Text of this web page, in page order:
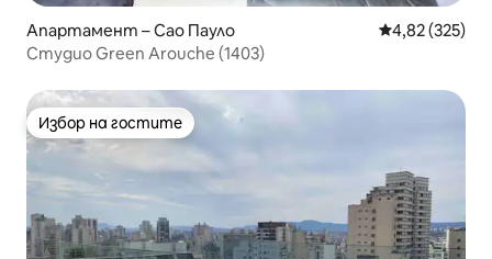
Апартамент – Сао Пауло Средна
4,82 (325)
Студио Green Arouche (1403)
Избор на гостите
Избор на гостите